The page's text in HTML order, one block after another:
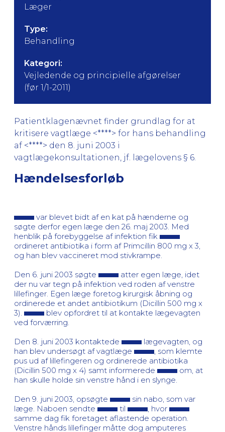
Læger
Type:
Behandling
Kategori:
Vejledende og principielle afgørelser
(før 1/1-2011)
Patientklagenævnet finder grundlag for at
kritisere vagtlæge <****> for hans behandling
af <****> den 8. juni 2003 i
vagtlægekonsultationen, jf. lægelovens § 6.
Hændelsesforløb
var blevet bidt af en kat på hænderne og
søgte derfor egen læge den 26. maj 2003. Med
henblik på forebyggelse af infektion fik
ordineret antibiotika i form af Primcillin 800 mg x 3,
og han blev vaccineret mod stivkrampe.
Den 6. juni 2003 søgte
atter egen læge, idet
der nu var tegn på infektion ved roden af venstre
lillefinger. Egen læge foretog kirurgisk åbning og
ordinerede et andet antibiotikum (Dicillin 500 mg x
3).
blev opfordret til at kontakte lægevagten
ved forværring.
Den 8. juni 2003 kontaktede
lægevagten, og
han blev undersøgt af vagtlæge
, som klemte
pus ud af lillefingeren og ordinerede antibiotika
(Dicillin 500 mg x 4) samt informerede
om, at
han skulle holde sin venstre hånd i en slynge.
Den 9. juni 2003, opsøgte
sin nabo, som var
læge. Naboen sendte
til
, hvor
samme dag fik foretaget aflastende operation.
Venstre hånds lillefinger måtte dog amputeres